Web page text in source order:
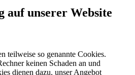
auf unserer Website
teilweise so genannte Cookies.
keinen Schaden an und
dienen dazu, unser Angebot